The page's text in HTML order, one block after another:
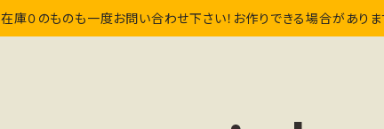
在庫０のものも一度お問い合わせ下さい！お作りできる場合がありま